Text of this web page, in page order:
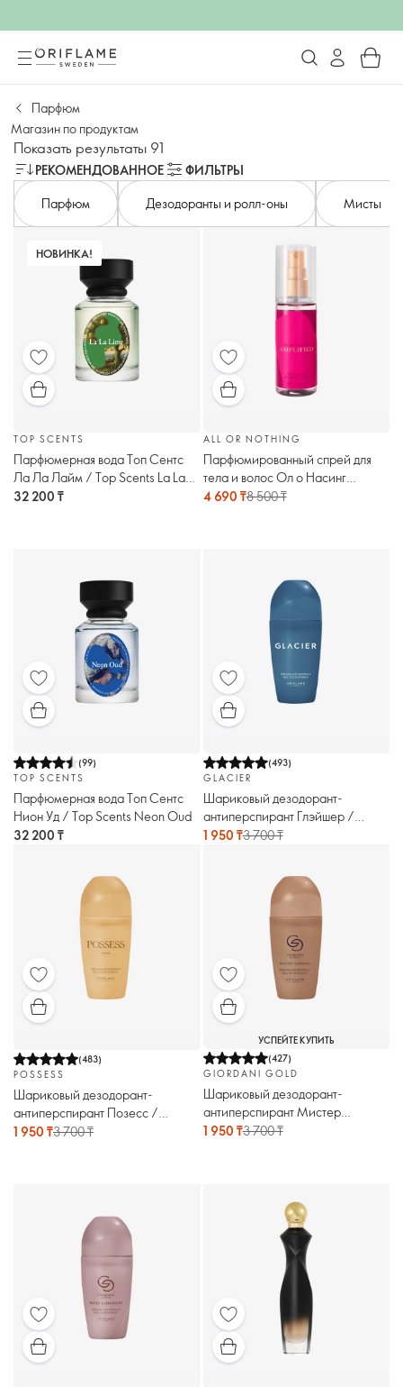
Парфюм
Магазин по продуктам
Показать результаты 91
РЕКОМЕНДОВАННОЕ
ФИЛЬТРЫ
Парфюм
Дезодоранты и ролл-оны Мисты
НОВИНКА!
TOP SCENTS
Парфюмерная вода Топ Сентс
Ла Ла Лайм / Top Scents La La
Lime
32 200 ₸
ALL OR NOTHING
Парфюмированный спрей для
тела и волос Ол о Насинг
Эмплифайд / All or Nothing
4 690 ₸8 500 ₸
(99)
TOP SCENTS
Парфюмерная вода Топ Сентс
Нион Уд / Top Scents Neon Oud
32 200 ₸
(493)
GLACIER
Шариковый дезодорант-
антиперспирант Глэйшер /
Glacier
1 950 ₸3 700 ₸
(483)
POSSESS
Шариковый дезодорант-
антиперспирант Позесс /
Possess
1 950 ₸3 700 ₸
УСПЕЙТЕ КУПИТЬ
(427)
GIORDANI GOLD
Шариковый дезодорант-
антиперспирант Мистер
Джордани / Mister Giordani
1 950 ₸3 700 ₸